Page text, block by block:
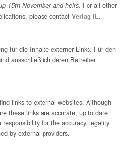
15th November and heirs. For all other
please contact Verlag IL.
für die Inhalte externer Links. Für den
ausschließlich deren Betreiber
links to external websites. Although
these links are accurate, up to date
for the accuracy, legality
by external providers.